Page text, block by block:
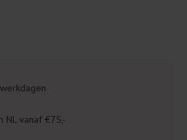
werkdagen
NL vanaf €75,-